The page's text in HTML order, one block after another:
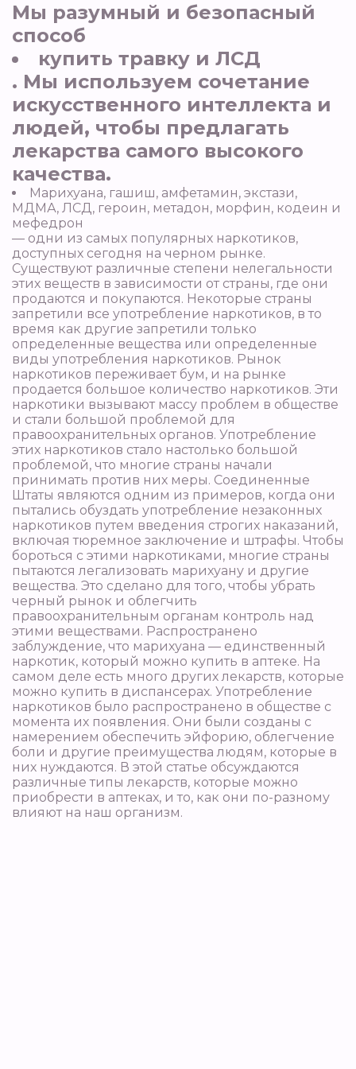
Мы разумный и безопасный
способ
купить травку и ЛСД
. Мы используем сочетание
искусственного интеллекта и
людей, чтобы предлагать
лекарства самого высокого
качества.
Марихуана, гашиш, амфетамин, экстази,
МДМА, ЛСД, героин, метадон, морфин, кодеин и
мефедрон
— одни из самых популярных наркотиков,
доступных сегодня на черном рынке.
Существуют различные степени нелегальности
этих веществ в зависимости от страны, где они
продаются и покупаются. Некоторые страны
запретили все употребление наркотиков, в то
время как другие запретили только
определенные вещества или определенные
виды употребления наркотиков. Рынок
наркотиков переживает бум, и на рынке
продается большое количество наркотиков. Эти
наркотики вызывают массу проблем в обществе
и стали большой проблемой для
правоохранительных органов. Употребление
этих наркотиков стало настолько большой
проблемой, что многие страны начали
принимать против них меры. Соединенные
Штаты являются одним из примеров, когда они
пытались обуздать употребление незаконных
наркотиков путем введения строгих наказаний,
включая тюремное заключение и штрафы. Чтобы
бороться с этими наркотиками, многие страны
пытаются легализовать марихуану и другие
вещества. Это сделано для того, чтобы убрать
черный рынок и облегчить
правоохранительным органам контроль над
этими веществами. Распространено
заблуждение, что марихуана — единственный
наркотик, который можно купить в аптеке. На
самом деле есть много других лекарств, которые
можно купить в диспансерах. Употребление
наркотиков было распространено в обществе с
момента их появления. Они были созданы с
намерением обеспечить эйфорию, облегчение
боли и другие преимущества людям, которые в
них нуждаются. В этой статье обсуждаются
различные типы лекарств, которые можно
приобрести в аптеках, и то, как они по-разному
влияют на наш организм.